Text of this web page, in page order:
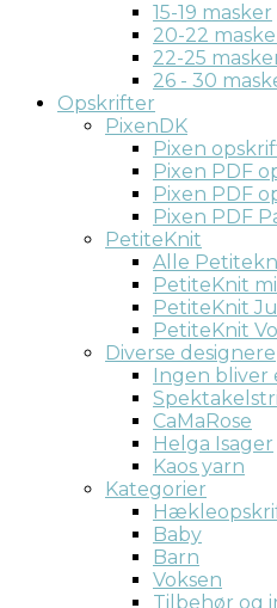
15-19 masker
20-22
22-25
26 - 30
Opskrifter
PixenDK
Pixen
Pixen PDF
Pixen PDF
Pixen PDF
PetiteKnit
Alle
PetiteKnit
PetiteKnit
PetiteKnit
Diverse designere
Ingen bliver
CaMaRose
Helga Isager
Kaos yarn
Kategorier
Baby
Barn
Voksen
Tilbehør og